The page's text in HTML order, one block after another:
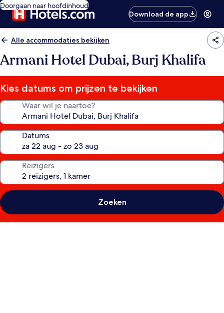
Doorgaan naar hoofdinhoud
Download de app
Alle accommodaties bekijken
Armani Hotel Dubai, Burj Khalifa
Kies datums om prijzen te bekijken
Waar wil je naartoe?
Datums
Reizigers
Zoeken